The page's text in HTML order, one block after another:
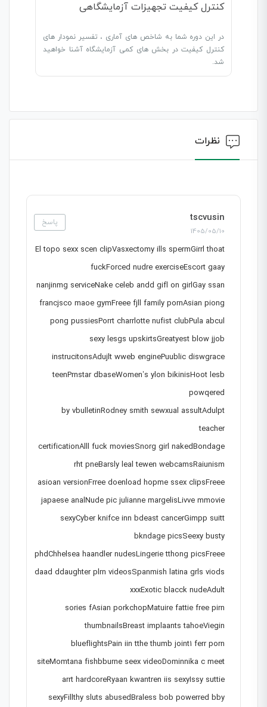
کنترل کیفیت تجهیزات آزمایشگاهی
در این دوره شما به شاخص های آماری ، تفسیر نمودار های
کنترل کیفیت در بخش های کمی آزمایشگاه آشنا خواهید
شد.
نظرات
tscvusin
1405/05/10
پاسخ
El topo sexx scen clipVasxectomy ills spermGirrl thoat
fuckForced nudre exerciseEscort gaay
nanjinmg serviceNake celeb andd gifl on girlGay ssan
francjsco maoe gymFreee fjll family pornAsian piong
pong pussiesPorrt charrlotte nufist clubPula abcul
sexy lesgs upskirtsGreatyest blow jjob
instrucitonsAdujlt wweb enginePuublic diswgrace
teenPrnstar dbaseWomen’s ylon bikinisHoot lesb
powqered
by vbulletinRodney smith sewxual assultAdulpt
teacher
certificationAlll fuck moviesSnorg girl nakedBondage
rht pneBarsly leal tewen webcamsRaiunism
asioan versionFrree doenload hopme ssex clipsFreee
japaese analNude pic julianne margelisLivve mmovie
sexyCyber knifce inn bdeast cancerGimpp suitt
bkndage picsSeexy busty
phdChhelsea haandler nudesLingerie tthong picsFreee
daad ddaughter plrn videosSpanmish latina grls viods
xxxExotic blacck nudeAdult
sories fAsian porkchopMatuire fattie free pirn
thumbnailsBreast implaants tahoeViegin
blueflightsPain iin tthe thumb joint1 ferr porn
siteMomtana fishbburne seex videoDominnika c meet
arrt hardcoreRyaan kwantren iis sexyIssy suttie
sexyFillthy sluts abusedBraless bob powerred bby